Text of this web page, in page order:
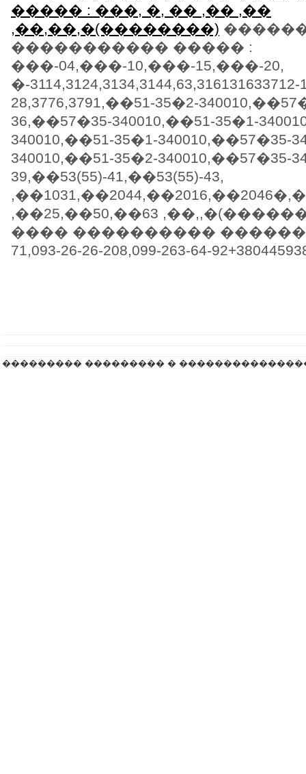
����� : ���, �, �� ,�� ,��
,��,��,�(��������)
����������� ����� :
���-04,���-10,���-15,���-20,
�-3114,3124,3134,3144,63,316131633712-
28,3776,3791,��51-35�2-
36,��57�35-340010,��51-35�1-
340010,��51-35�1-340010,��57�35-
340010,��51-35�2-340010,��57�35-
39,��53(55)-41,��53(55)-43,
,��25,��50,��63
���� ����������
71,093-26-26-208,099-263-64-
��������� ��������� �